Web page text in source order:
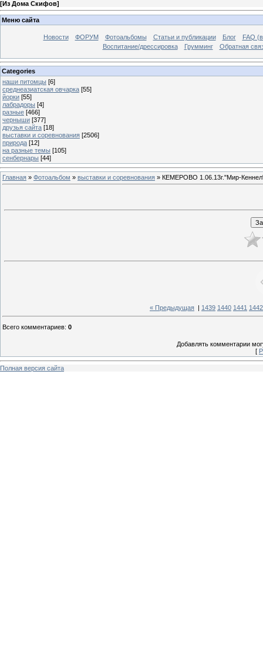
[Из Дома Скифов]
Меню сайта
Новости ФОРУМ Фотоальбомы Статьи и публикации Блог
FAQ
Воспитание/дрессировка
Грумминг Обратная
Categories
наши питомцы [6]
среднеазиатская овчарка [55]
йорки [55]
лабрадоры [4]
разные [466]
черныши [377]
друзья сайта [18]
выставки и соревнования [2506]
природа [12]
на разные темы [105]
сенбернары [44]
Главная » Фотоальбом » выставки и соревнования » КЕМЕРОВО 1.06.13г."Мир-
« Предыдущая | 1439 1440 1441 1442
Всего комментариев: 0
Добавлять комментарии
[
Полная версия сайта